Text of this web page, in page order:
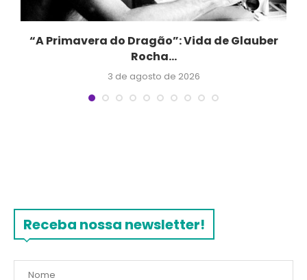
“A Primavera do Dragão”: Vida de Glauber
Rocha...
3 de agosto de 2026
Receba nossa newsletter!